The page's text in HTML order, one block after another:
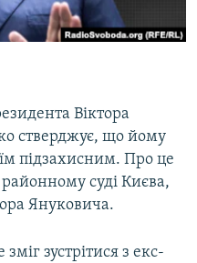
Віктора
стверджує, що йому
підзахисним. Про це
суді Києва,
Януковича.
зустрітися з екс-